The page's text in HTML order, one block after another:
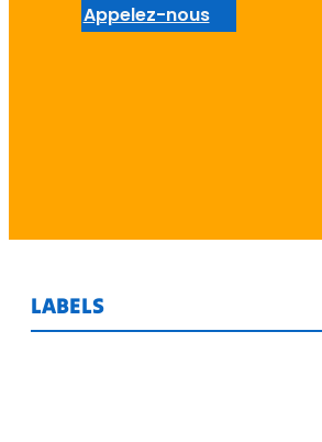
Appelez-nous
LABELS